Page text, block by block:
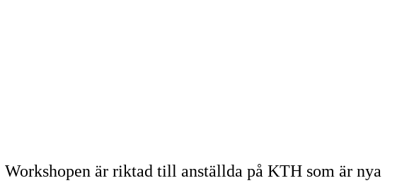
är riktad till anställda på KTH som är nya